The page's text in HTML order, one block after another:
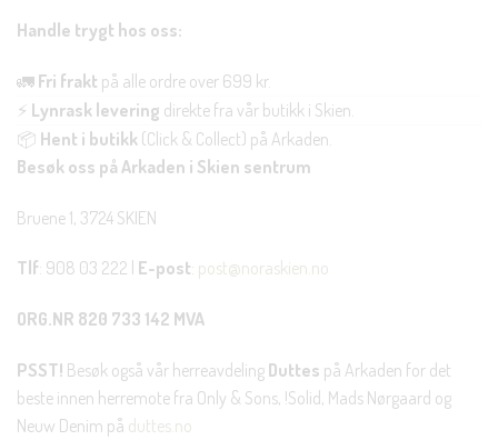
Handle trygt hos oss:
🚛 Fri frakt på alle ordre over 699 kr.
⚡ Lynrask levering direkte fra vår butikk i Skien.
📦 Hent i butikk (Click & Collect) på Arkaden.
Besøk oss på Arkaden i Skien sentrum
Bruene 1, 3724 SKIEN
Tlf: 908 03 222 | E-post: post@noraskien.no
ORG.NR 820 733 142 MVA
PSST! Besøk også vår herreavdeling Duttes på Arkaden for det
beste innen herremote fra Only & Sons, !Solid, Mads Nørgaard og
Neuw Denim på duttes.no